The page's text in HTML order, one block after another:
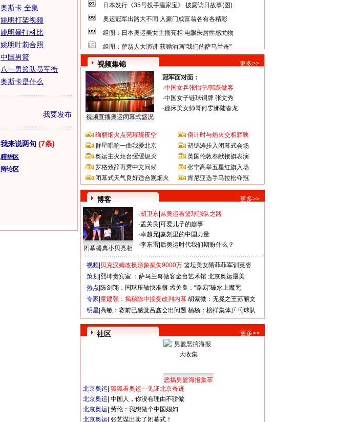
奥斯卡 全集
姚明打架视频
姚明暴打科比
姚明叶莉合照
中国男篮
八一男篮队员军衔
奥斯卡是什么
我要发布
我来说两句 (7条)
精华区
辩论区
日本发行《35号投手温家宝》 披露访日故事(图)
奥运冠军出路大不同 入豪门成富翁各有各精彩
组图：日本奥运美女主播亮相 电眼朱唇性感尤物
组图：萨翁人大演讲 获赠油画"我们的萨马兰奇"
视频集锦 更多>>
视频直播奥运闭幕式盛况
冠军面对面：
·中国女乒张怡宁/郭跃做客
·中国女子链球铜牌 张文秀
·蹦床美女帅哥何雯娜陆春龙
绚丽烟火点亮璀璨夜空
群星唱响一曲我爱北京
奥运主火炬台缓缓熄灭
罗格致辞再秀中文问候
闭幕式天气良好适合观烟火
倒计时与焰火交相辉映
胡锦涛步入闭幕式会场
英国伦敦奉献接旗表演
张宁高举五星红旗入场
肯尼亚选手马拉松夺冠
博客 更多>>
闭幕盛典小贝亮相
·胡卫东 从奥运看篮球强队之路
·孟关良 可爱儿子的趣事
·卓越兄 篆刻里的中国力量
·李东雷 后奥运时代我们期盼什么？
视频| 贝克汉姆改换形象损失9000万 篮坛美女隋菲菲军训英姿
策划| 熙坤贵宾室 ：萨马兰奇做客金台艺术馆 北京奥运最美
热点| 陈剑翔：国球压轴快准很 孟关良：“路易”破水上魔咒
专家| 童建强：揭秘陈中接受改判内幕 胡紫微：无冕之王苏丽文
明星| 高敏：赛前已感觉吕鑫会出问题 杨杨：榜样集体乒乓球队
社区 更多>>
恶搞男篮海报集萃
北京奥运 狐狐看奥运—见证北京奇迹
北京奥运 中国人，你没有理由不骄傲
北京奥运 劳伦：我想做个中国媳妇
北京奥运 张艺谋出卖了闭幕式！